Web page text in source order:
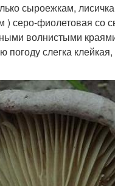
сыро­ежкам,
) серо-фиолетовая со
волнистыми
слегка